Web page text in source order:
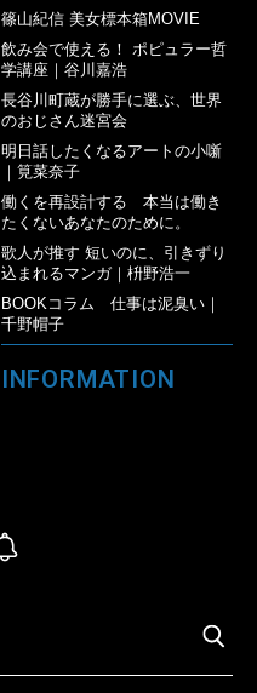
篠山紀信 美女標本箱MOVIE
飲み会で使える！ ポピュラー哲
学講座｜谷川嘉浩
長谷川町蔵が勝手に選ぶ、世界
のおじさん迷宮会
明日話したくなるアートの小噺
｜筧菜奈子
働くを再設計する 本当は働き
たくないあなたのために。
歌人が推す 短いのに、引きずり
込まれるマンガ｜枡野浩一
BOOKコラム 仕事は泥臭い｜
千野帽子
INFORMATION